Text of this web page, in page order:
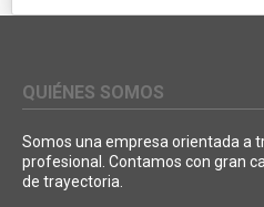
QUIÉNES SOMOS
Somos una empresa orientada a
profesional. Contamos con gran
de trayectoria.